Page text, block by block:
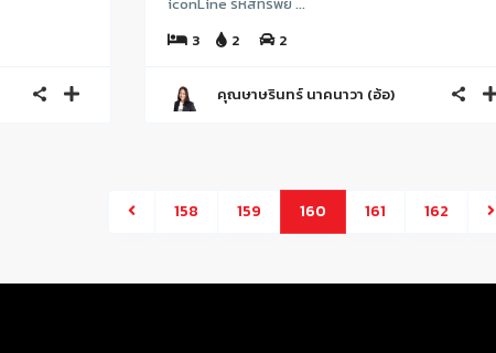
3
2 2
คุณษาษรินทร์ นาคนาวา (อ้อ)
158 159 160 161 162